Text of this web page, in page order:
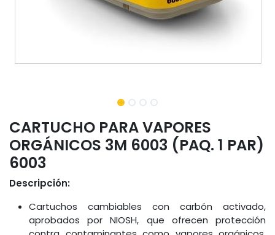
CARTUCHO PARA VAPORES
ORGÁNICOS 3M 6003 (PAQ. 1 PAR)
6003
Descripción:
Cartuchos cambiables con carbón activado,
aprobados por NIOSH, que ofrecen protección